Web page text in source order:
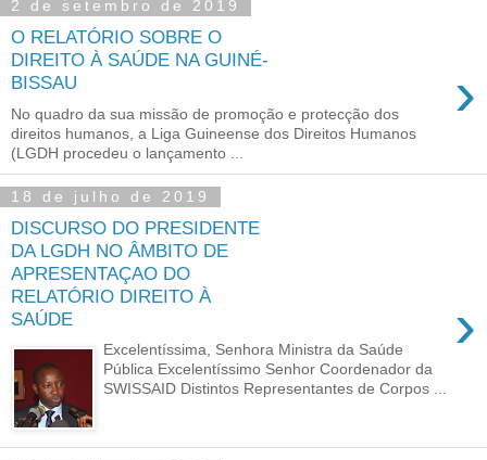
2 de setembro de 2019
O RELATÓRIO SOBRE O
DIREITO À SAÚDE NA GUINÉ-
BISSAU
›
No quadro da sua missão de promoção e protecção dos
direitos humanos, a Liga Guineense dos Direitos Humanos
(LGDH procedeu o lançamento ...
18 de julho de 2019
DISCURSO DO PRESIDENTE
DA LGDH NO ÂMBITO DE
APRESENTAÇAO DO
RELATÓRIO DIREITO À
SAÚDE
›
Excelentíssima, Senhora Ministra da Saúde
Pública Excelentíssimo Senhor Coordenador da
SWISSAID Distintos Representantes de Corpos ...